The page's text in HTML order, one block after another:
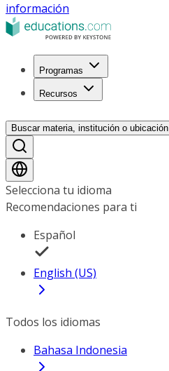
información
Programas
Recursos
Buscar materia, institución o ubicación
Selecciona tu idioma
Recomendaciones para ti
Español
English (US)
Todos los idiomas
Bahasa Indonesia